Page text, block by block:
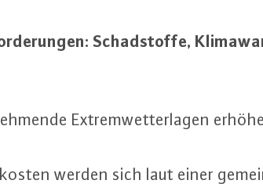
Schad­stof­fe,
Ex­trem­wet­ter­la­gen
werden sich laut einer